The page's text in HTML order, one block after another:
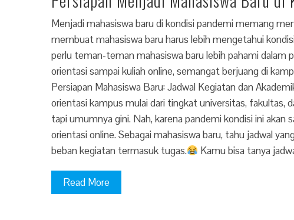
Menjadi mahasiswa baru di kondisi pandemi memang
membuat mahasiswa baru harus lebih mengetahui
perlu teman-teman mahasiswa baru lebih pahami dalam
orientasi sampai kuliah online, semangat berjuang di
Persiapan Mahasiswa Baru: Jadwal Kegiatan dan
orientasi kampus mulai dari tingkat universitas, fakultas,
tapi umumnya gini. Nah, karena pandemi kondisi ini
orientasi online. Sebagai mahasiswa baru, tahu jadwal
beban kegiatan termasuk tugas.
Kamu bisa tanya
Read More